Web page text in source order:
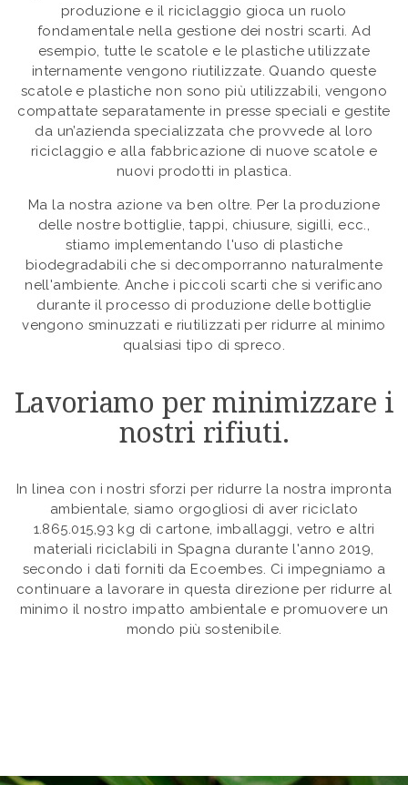
produzione e il riciclaggio gioca un ruolo
fondamentale nella gestione dei nostri scarti. Ad
esempio, tutte le scatole e le plastiche utilizzate
internamente vengono riutilizzate. Quando queste
scatole e plastiche non sono più utilizzabili, vengono
compattate separatamente in presse speciali e gestite
da un’azienda specializzata che provvede al loro
riciclaggio e alla fabbricazione di nuove scatole e
nuovi prodotti in plastica.
Ma la nostra azione va ben oltre. Per la produzione
delle nostre bottiglie, tappi, chiusure, sigilli, ecc.,
stiamo implementando l'uso di plastiche
biodegradabili che si decomporranno naturalmente
nell'ambiente. Anche i piccoli scarti che si verificano
durante il processo di produzione delle bottiglie
vengono sminuzzati e riutilizzati per ridurre al minimo
qualsiasi tipo di spreco.
Lavoriamo per minimizzare i
nostri rifiuti.
In linea con i nostri sforzi per ridurre la nostra impronta
ambientale, siamo orgogliosi di aver riciclato
1.865.015,93 kg di cartone, imballaggi, vetro e altri
materiali riciclabili in Spagna durante l'anno 2019,
secondo i dati forniti da Ecoembes. Ci impegniamo a
continuare a lavorare in questa direzione per ridurre al
minimo il nostro impatto ambientale e promuovere un
mondo più sostenibile.